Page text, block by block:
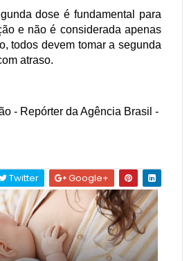
dose é fundamental para
e não é considerada apenas
todos devem tomar a segunda
atraso.
- Repórter da Agência Brasil -
Twitter Google+